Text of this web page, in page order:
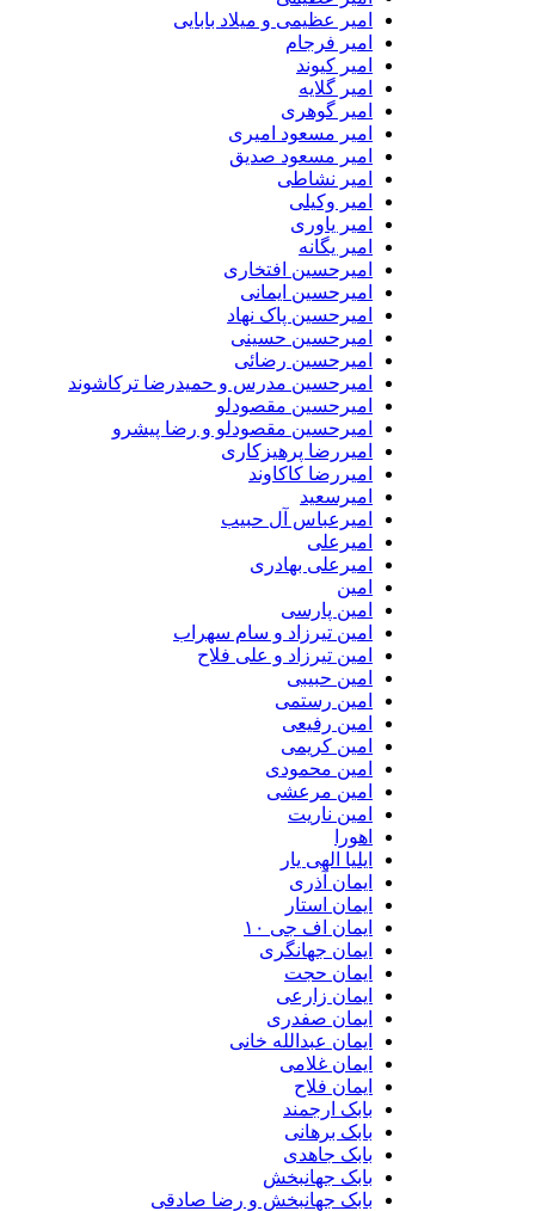
امیر عظیمی و میلاد بابایی
امیر فرجام
امیر کیوند
امیر گلایه
امیر گوهری
امیر مسعود امیری
امیر مسعود صدیق
امیر نشاطی
امیر وکیلی
امیر یاوری
امیر یگانه
امیرحسین افتخاری
امیرحسین ایمانی
امیرحسین پاک نهاد
امیرحسین حسینی
امیرحسین رضائی
امیرحسین مدرس و حمیدرضا ترکاشوند
امیرحسین مقصودلو
امیرحسین مقصودلو و رضا پیشرو
امیررضا پرهیزکاری
امیررضا کاکاوند
امیرسعید
امیرعباس آل حبیب
امیرعلی
امیرعلی بهادری
امین
امین پارسی
امین تیرزاد و سام سهراب
امین تیرزاد و علی فلاح
امین حبیبی
امین رستمی
امین رفیعی
امین کریمی
امین محمودی
امین مرعشی
امین ناریت
اهورا
ایلیا الهی یار
ایمان آذری
ایمان استار
ایمان اف جی ۱۰
ایمان جهانگری
ایمان حجت
ایمان زارعی
ایمان صفدری
ایمان عبدالله خانی
ایمان غلامی
ایمان فلاح
بابک ارجمند
بابک برهانی
بابک جاهدی
بابک جهانبخش
بابک جهانبخش و رضا صادقی